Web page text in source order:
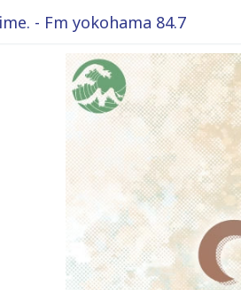
- Fm yokohama 84.7